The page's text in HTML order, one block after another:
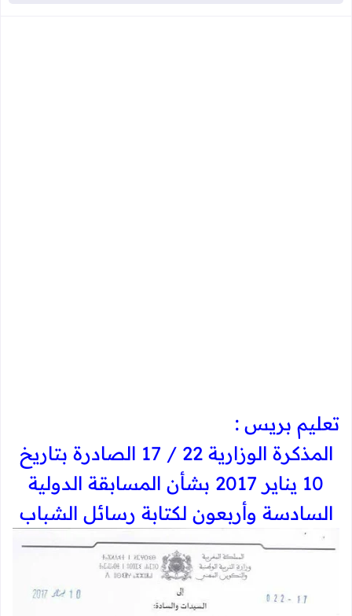
تعليم بريس :
المذكرة الوزارية 22 / 17 الصادرة بتاريخ
10 يناير 2017 بشأن المسابقة الدولية
السادسة وأربعون لكتابة رسائل الشباب